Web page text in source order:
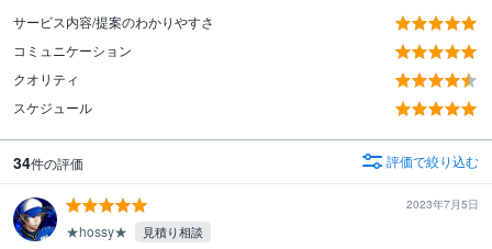
サービス内容/提案のわかりやすさ
コミュニケーション
クオリティ
スケジュール
34件の評価 評価で絞り込む
2023年7月5日
★hossy★ 見積り相談